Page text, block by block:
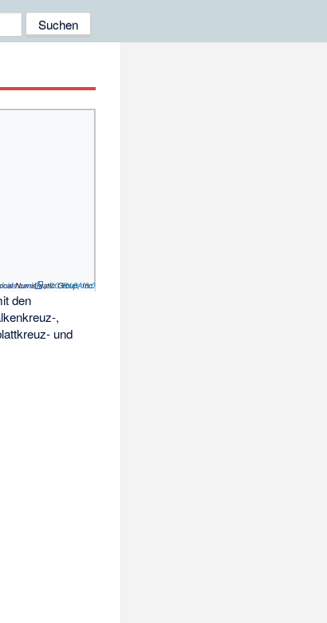
Numismatic Group, Inc.
,CC BY-SA 3.0
den
,
und